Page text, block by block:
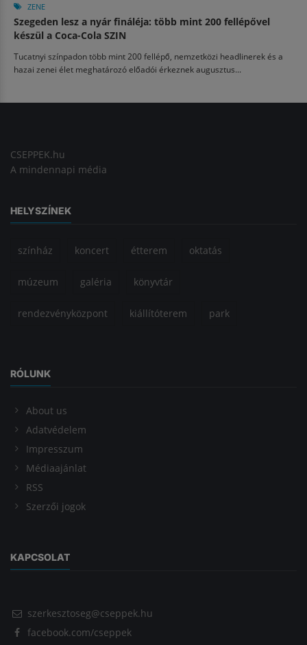
ZENE
Szegeden lesz a nyár fináléja: több mint 200 fellépővel
készül a Coca-Cola SZIN
Tucatnyi színpadon több mint 200 fellépő, nemzetközi headlinerek és a
hazai zenei élet meghatározó előadói érkeznek augusztus...
CSEPPEK.hu
A mindennapi média
HELYSZÍNEK
színház koncert étterem oktatás
múzeum galéria könyvtár
rendezvényközpont kiállítóterem park
RÓLUNK
About us
Adatvédelem
Impresszum
Médiaajánlat
RSS
Szerzői jogok
KAPCSOLAT
szerkesztoseg@cseppek.hu
facebook.com/cseppek